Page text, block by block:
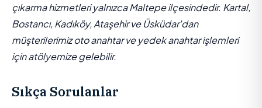
çıkarma hizmetleri yalnızca Maltepe ilçesindedir. Kartal,
Bostancı, Kadıköy, Ataşehir ve Üsküdar'dan
müşterilerimiz oto anahtar ve yedek anahtar işlemleri
için atölyemize gelebilir.
Sıkça Sorulanlar